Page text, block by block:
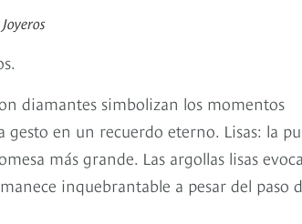
diamantes simbolizan los momentos
en un recuerdo eterno. Lisas: la
más grande. Las argollas lisas
inquebrantable a pesar del paso